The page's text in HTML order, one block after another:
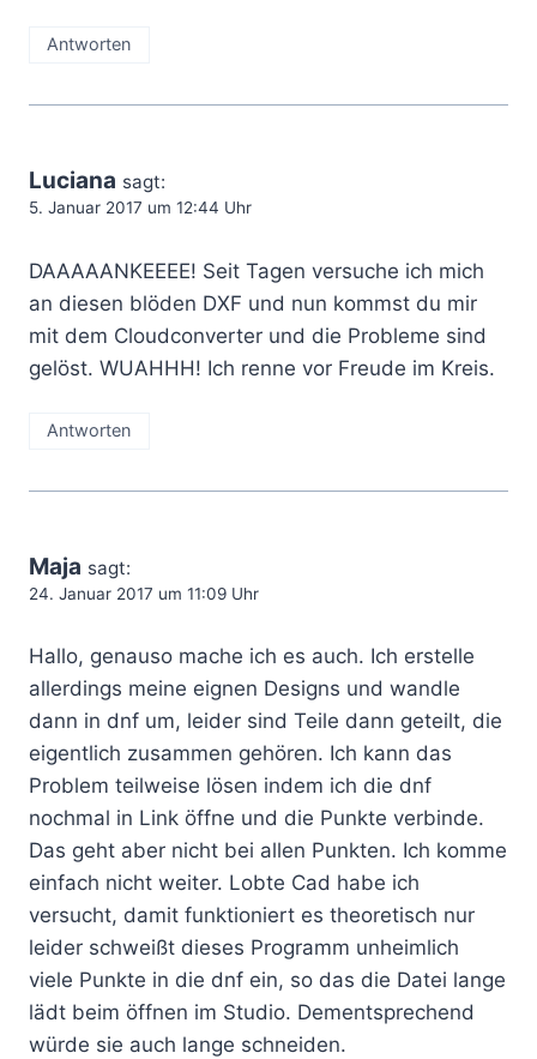
Antworten
Luciana sagt:
5. Januar 2017 um 12:44 Uhr
DAAAAANKEEEE! Seit Tagen versuche ich mich
an diesen blöden DXF und nun kommst du mir
mit dem Cloudconverter und die Probleme sind
gelöst. WUAHHH! Ich renne vor Freude im Kreis.
Antworten
Maja sagt:
24. Januar 2017 um 11:09 Uhr
Hallo, genauso mache ich es auch. Ich erstelle
allerdings meine eignen Designs und wandle
dann in dnf um, leider sind Teile dann geteilt, die
eigentlich zusammen gehören. Ich kann das
Problem teilweise lösen indem ich die dnf
nochmal in Link öffne und die Punkte verbinde.
Das geht aber nicht bei allen Punkten. Ich komme
einfach nicht weiter. Lobte Cad habe ich
versucht, damit funktioniert es theoretisch nur
leider schweißt dieses Programm unheimlich
viele Punkte in die dnf ein, so das die Datei lange
lädt beim öffnen im Studio. Dementsprechend
würde sie auch lange schneiden.